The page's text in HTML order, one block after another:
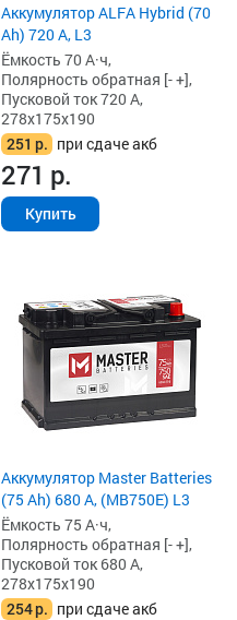
Аккумулятор ALFA Hybrid (70
Ah) 720 А, L3
Ёмкость 70 А·ч,
Полярность обратная [- +],
Пусковой ток 720 А,
278x175x190
251 р. при сдаче акб
271 р.
Купить
Аккумулятор Master Batteries
(75 Ah) 680 А, (MB750E) L3
Ёмкость 75 А·ч,
Полярность обратная [- +],
Пусковой ток 680 А,
278x175x190
254р. при сдаче акб